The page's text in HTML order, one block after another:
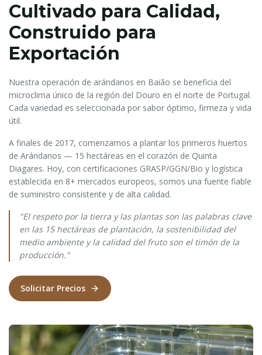
Cultivado para Calidad,
Construido para
Exportación
Nuestra operación de arándanos en Baião se beneficia del
microclima único de la región del Douro en el norte de Portugal.
Cada variedad es seleccionada por sabor óptimo, firmeza y vida
útil.
A finales de 2017, comenzamos a plantar los primeros huertos
de Arándanos — 15 hectáreas en el corazón de Quinta
Diagares. Hoy, con certificaciones GRASP/GGN/Bio y logística
establecida en 8+ mercados europeos, somos una fuente fiable
de suministro consistente y de alta calidad.
"El respeto por la tierra y las plantas son las palabras clave
en las 15 hectáreas de plantación, la sostenibilidad del
medio ambiente y la calidad del fruto son el timón de la
producción."
Solicitar Precios